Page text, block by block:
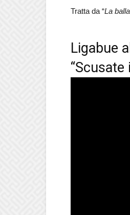
Tratta da “La
Ligabue
“Scusate